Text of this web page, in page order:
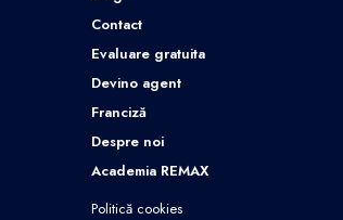
Contact
Evaluare gratuita
Devino agent
Franciză
Despre noi
Academia REMAX
Politică cookies